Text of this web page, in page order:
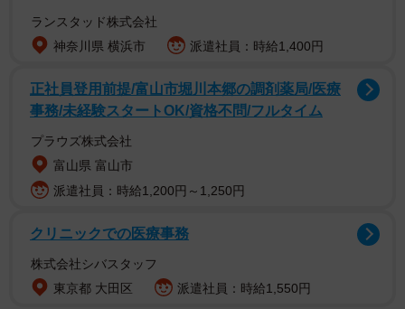
ランスタッド株式会社
神奈川県 横浜市
派遣社員：時給1,400円
正社員登用前提/富山市堀川本郷の調剤薬局/医療
事務/未経験スタートOK/資格不問/フルタイム
プラウズ株式会社
富山県 富山市
派遣社員：時給1,200円～1,250円
クリニックでの医療事務
株式会社シバスタッフ
東京都 大田区
派遣社員：時給1,550円